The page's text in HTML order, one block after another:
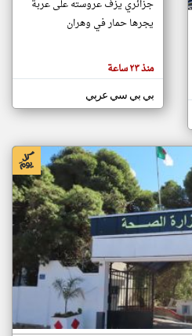
مصادر الأخبار من الجزائر
اخبار الجزائر على مدار الساعة
أهم اخبار الجزائر العاجلة والمباشرة
جزائري يزف عروسته على عربة
يجرها حمار في وهران
منذ ٢٣ ساعة
بي بي سي عربي
klyoum.com